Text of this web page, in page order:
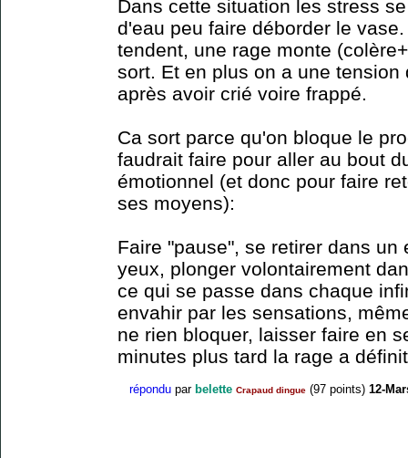
Dans cette situation les stress
d'eau peu faire déborder le
tendent, une rage monte
sort. Et en plus on a une
après avoir crié voire frappé.
Ca sort parce qu'on bloque le
faudrait faire pour aller au bout
émotionnel (et donc pour faire
ses moyens):
Faire "pause", se retirer dans
yeux, plonger volontairement
ce qui se passe dans chaque
envahir par les sensations,
ne rien bloquer, laisser faire en
minutes plus tard la rage a
répondu par belette Crapaud dingue (97 points) 12-